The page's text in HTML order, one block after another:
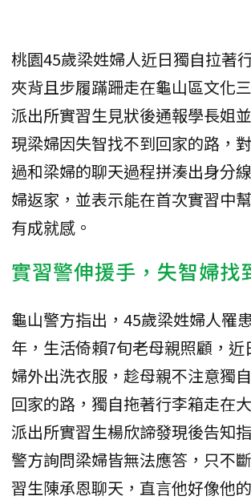
桃園45歲梁姓婦人近日獨自拉著
夾背且步履蹣跚走在龜山區文化
派出所實習生見狀後通報學長姐
現梁婦因失智找不到回家的路，
過和梁婦的聊天過程拼湊出身分
婦返家，並表示能在首次實習中
有成就感。
實習警伸援手，失智婦找
龜山警方指出，45歲梁姓婦人罹
年，生活倚賴7旬老母親照顧，
婦外出洗衣服，趁母親不注意獨
回家的路，獨自拖著行李箱走在
派出所實習生楊欣諦發現後告知
警方詢問梁婦皆無法應答，只不
習生陳承恩聊天，直言他好像他